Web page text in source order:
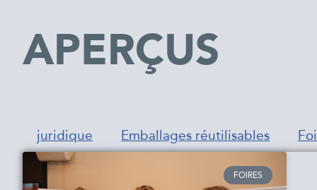
APERÇUS
juridique Emballages réutilisables
FOIRES